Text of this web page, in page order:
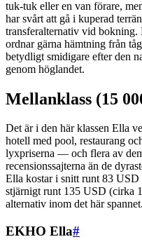
tuk-tuk eller en van förare,
har svårt att gå i kuperad
transferalternativ vid
ordnar gärna hämtning från
betydligt smidigare efter den
genom höglandet.
Mellanklass (15
Det är i den här klassen Ella
hotell med pool, restaurang
lyxpriserna — och flera av
recensionssajterna än de
Ella kostar i snitt runt 83
stjärnigt runt 135 USD (cirka
alternativ inom det här spannet.
EKHO Ella#